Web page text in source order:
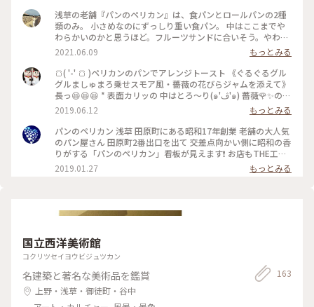
浅草の老舗『パンのペリカン』は、食パンとロールパンの2種
類のみ。 小さめなのにずっしり重い食パン。 中はここまでや
わらかいのかと思うほど。フルーツサンドに合いそう。やわら
かいけど、モチモチ食感。 カリカリにトーストすると中はフワ
ッとして、バターも合う。 毎日食べられる飽きのこないパン。
さすが、“時代が変わっても変わらない味”。 #浅草#ペリカン#
パン屋#田原町#パン#パンのペリカン
2021.06.09
もっとみる
🍞( '-' 🍞 )ペリカンのパンでアレンジトースト 《ぐるぐるグル
グルましゅまろ乗せスモア風・薔薇の花びらジャムを添えて》
長っ😆😆😆 * 表面カリッの 中はとろ〜り(๑'ڤ'๑) 薔薇🌹✨の花
びらジャムがアクセント❣️ * 🍞ペリカンの食パンは どんな食べ
方をしても 美味しいですよね😻 大好き💕 * ☔️🐌梅雨の時期 ち
ょっと肌寒い日に あったかいトーストいかがでしょうか(๑´ㅂ
`๑) * #パンが好き #ペリカン #食パン #パン #アレンジトース
ト
2019.06.12
もっとみる
パンのペリカン 浅草 田原町にある昭和17年創業 老舗の大人気
のパン屋さん 田原町2番出口を出て 交差点向かい側に昭和の香
りがする「パンのペリカン」看板が見えます❗️ お店もTHE工場
直結❗️昭和な感じです。またこれも味がある雰囲気。ひっきり
なしにお客さんが来ます。 電話して予約注文して、ロールパン
必須です❗️前日に電話しましたが山形パンは買えませんでし
とロールパン ズッシリと中身がつまってる感じです。 毎日 飽
きずに食べれる〜毎日 食べたい😍 日曜祝日は、お休みです💦
2019.01.27 もっとみる
国立西洋美術館
コクリツセイヨウビジュツカン
名建築と著名な美術品を鑑賞
上野・浅草・御徒町・谷中
163